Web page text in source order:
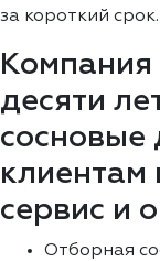
за короткий срок.
десяти
сосновые
клиентам
сервис и
Отборная